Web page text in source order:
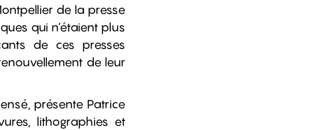
de la presse
qui n’étaient plus
de ces presses
de leur
présente Patrice
lithographies et